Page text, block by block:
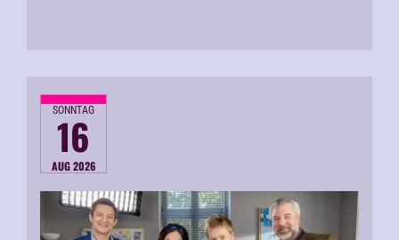
SONNTAG
16
AUG 2026